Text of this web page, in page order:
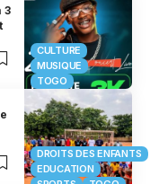
CULTURE
MUSIQUE
TOGO
3
DROITS DES ENFANTS
EDUCATION